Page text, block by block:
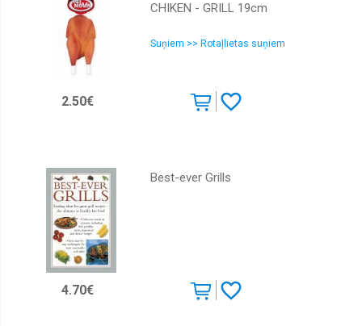
CHIKEN - GRILL 19cm
Suņiem >> Rotaļlietas suņiem
2.50€
Best-ever Grills
4.70€